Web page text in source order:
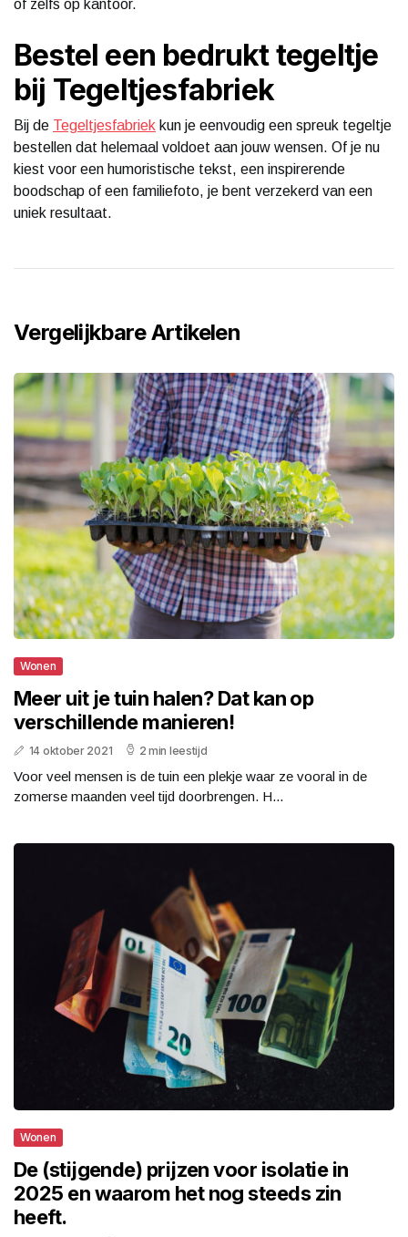
of zelfs op kantoor.
Bestel een bedrukt tegeltje
bij Tegeltjesfabriek
Bij de Tegeltjesfabriek kun je eenvoudig een spreuk tegeltje
bestellen dat helemaal voldoet aan jouw wensen. Of je nu
kiest voor een humoristische tekst, een inspirerende
boodschap of een familiefoto, je bent verzekerd van een
uniek resultaat.
Vergelijkbare Artikelen
Wonen
Meer uit je tuin halen? Dat kan op
verschillende manieren!
14 oktober 2021 2 min leestijd
Voor veel mensen is de tuin een plekje waar ze vooral in de
zomerse maanden veel tijd doorbrengen. H...
Wonen
De (stijgende) prijzen voor isolatie in
2025 en waarom het nog steeds zin
heeft.